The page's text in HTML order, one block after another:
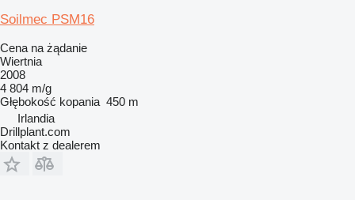
Soilmec PSM16
Cena na żądanie
Wiertnia
2008
4 804 m/g
Głębokość kopania 450 m
Irlandia
Drillplant.com
Kontakt z dealerem